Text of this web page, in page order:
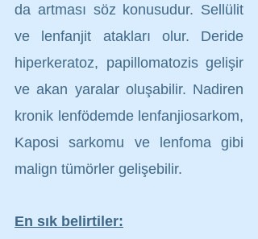
da artması söz konusudur. Sellülit
ve lenfanjit atakları olur. Deride
hiperkeratoz, papillomatozis gelişir
ve akan yaralar oluşabilir. Nadiren
kronik lenfödemde lenfanjiosarkom,
Kaposi sarkomu ve lenfoma gibi
malign tümörler gelişebilir.
En sık belirtiler: